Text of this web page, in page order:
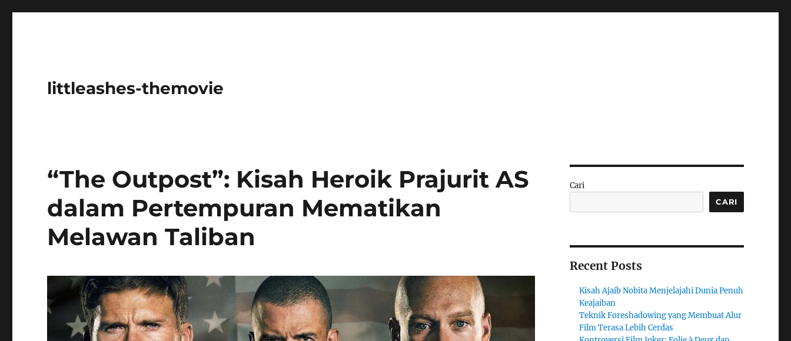
littleashes-themovie
“The Outpost”: Kisah Heroik Prajurit AS
dalam Pertempuran Mematikan
Melawan Taliban
Cari
CARI
Recent Posts
Kisah Ajaib Nobita Menjelajahi Dunia Penuh
Keajaiban
Teknik Foreshadowing yang Membuat Alur
Film Terasa Lebih Cerdas